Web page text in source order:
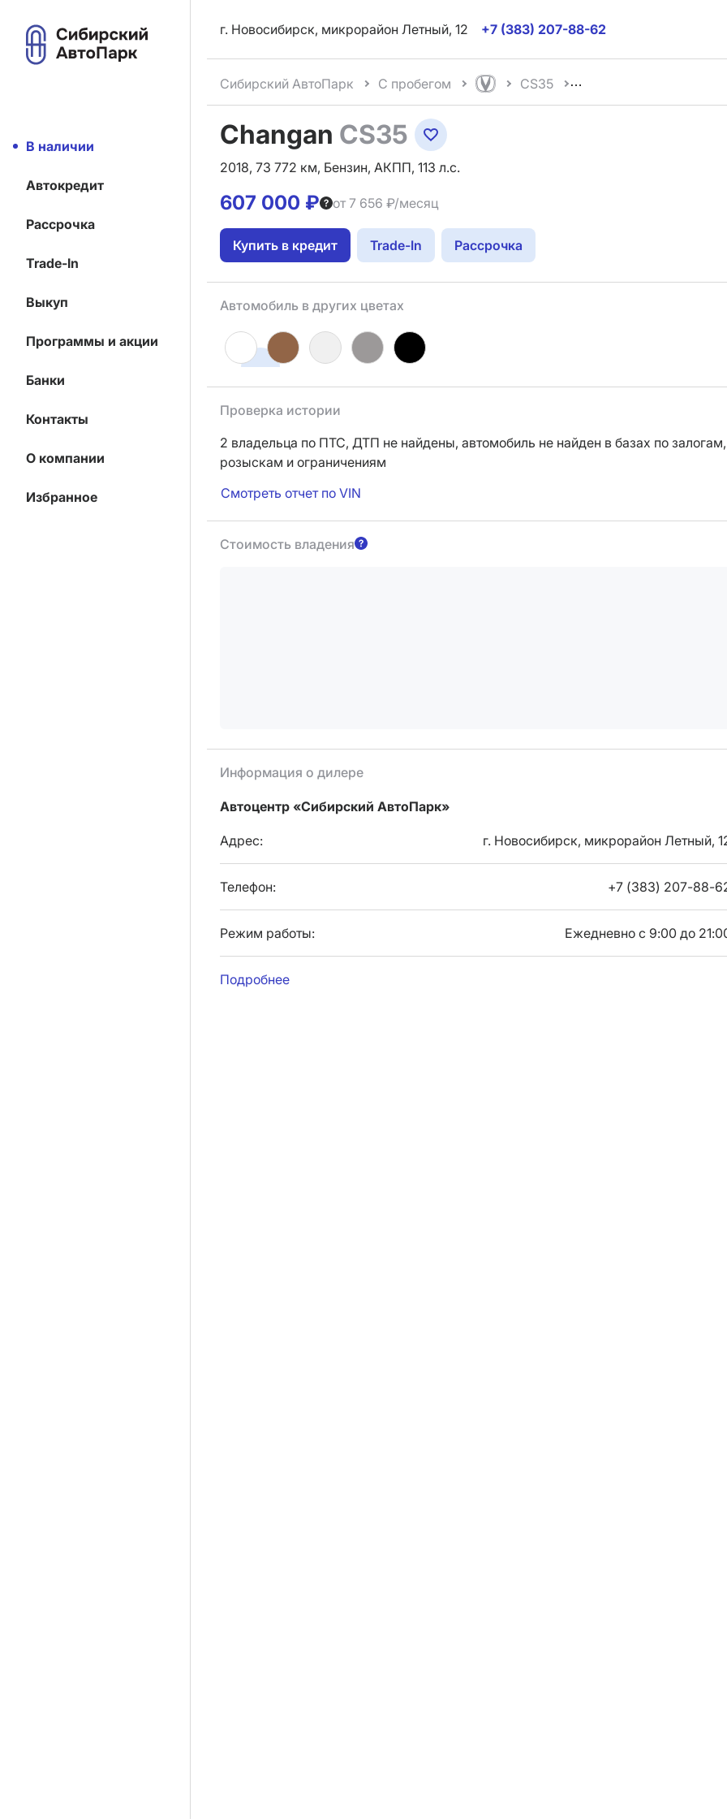
В наличии
Автокредит
Рассрочка
Trade-In
Выкуп
Программы и акции
Банки
Контакты
О компании
Избранное
г. Новосибирск, микрорайон Летный, 12 +7 (383) 207-88-62
Сибирский АвтоПарк С пробегом CS35
Changan CS35
2018, 73 772 км, Бензин, АКПП, 113 л.с.
607 000 ₽ от 7 656 ₽/месяц
Купить в кредит Trade-In Рассрочка
Автомобиль в других цветах
Проверка истории
2 владельца по ПТС, ДТП не найдены, автомобиль не найден в базах по залогам,
розыскам и ограничениям
Смотреть отчет по VIN
Стоимость владения
Информация о дилере
Автоцентр «Сибирский АвтоПарк»
Адрес: г. Новосибирск, микрорайон Летный,
Телефон: +7 (383) 207-88-
Режим работы: Ежедневно с 9:00 до
Подробнее